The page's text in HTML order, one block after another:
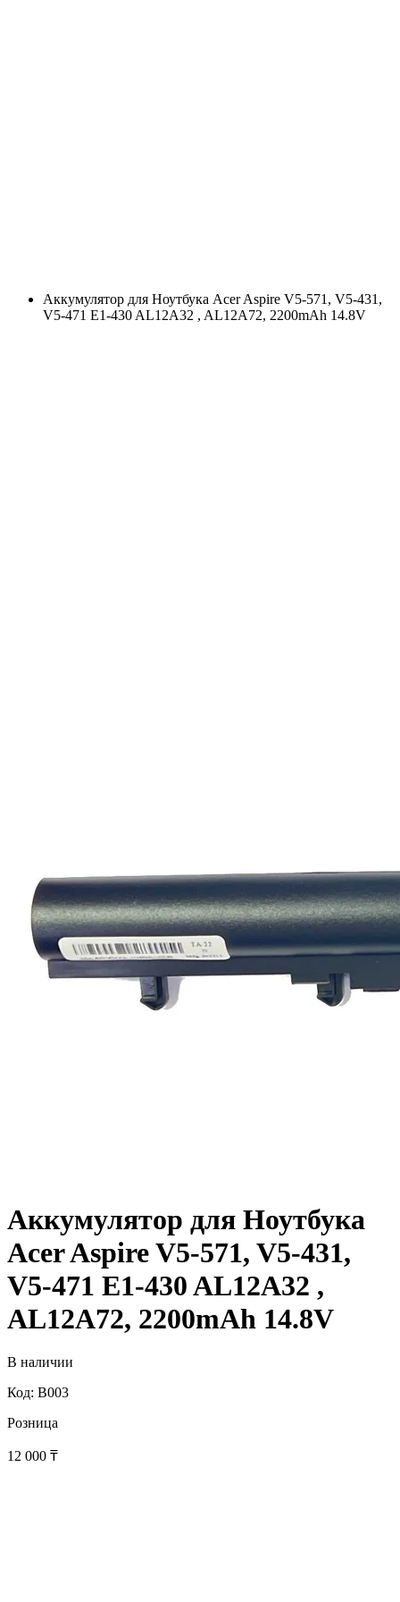
Аккумулятор для Ноутбука Acer Aspire V5-571, V5-431,
V5-471 E1-430 AL12A32 , AL12A72, 2200mAh 14.8V
Аккумулятор для Ноутбука
Acer Aspire V5-571, V5-431,
V5-471 E1-430 AL12A32 ,
AL12A72, 2200mAh 14.8V
В наличии
Код: B003
Розница
12 000 ₸